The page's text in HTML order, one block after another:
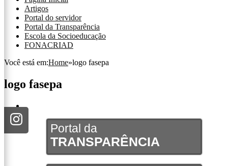
Artigos
Portal do servidor
Portal da Transparência
Escola da Socioeducação
FONACRIAD
Você está em:Home»logo fasepa
logo fasepa
Portal da
TRANSPARÊNCIA